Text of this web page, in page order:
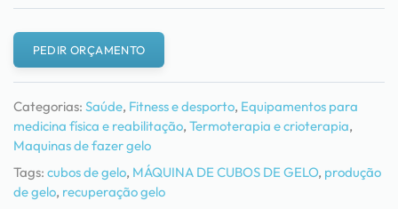
PEDIR ORÇAMENTO
Categorias: Saúde, Fitness e desporto, Equipamentos para
medicina física e reabilitação, Termoterapia e crioterapia,
Maquinas de fazer gelo
Tags: cubos de gelo, MÁQUINA DE CUBOS DE GELO, produção
de gelo, recuperação gelo